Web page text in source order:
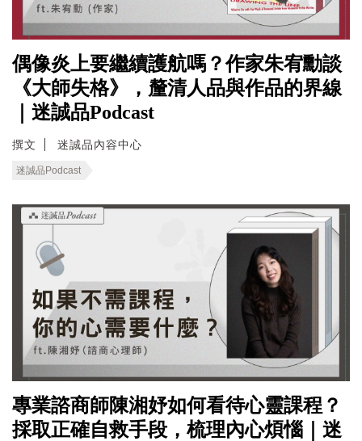
偶像炎上要繼續護航嗎？作家朱宥勳談
《大師失格》，釐清人品與作品的界線
｜迷誠品Podcast
撰文 迷誠品內容中心
迷誠品Podcast
專業諮商師陳湘妤如何看待心靈課程？
採取正確自救手段，梳理內心煩惱｜迷